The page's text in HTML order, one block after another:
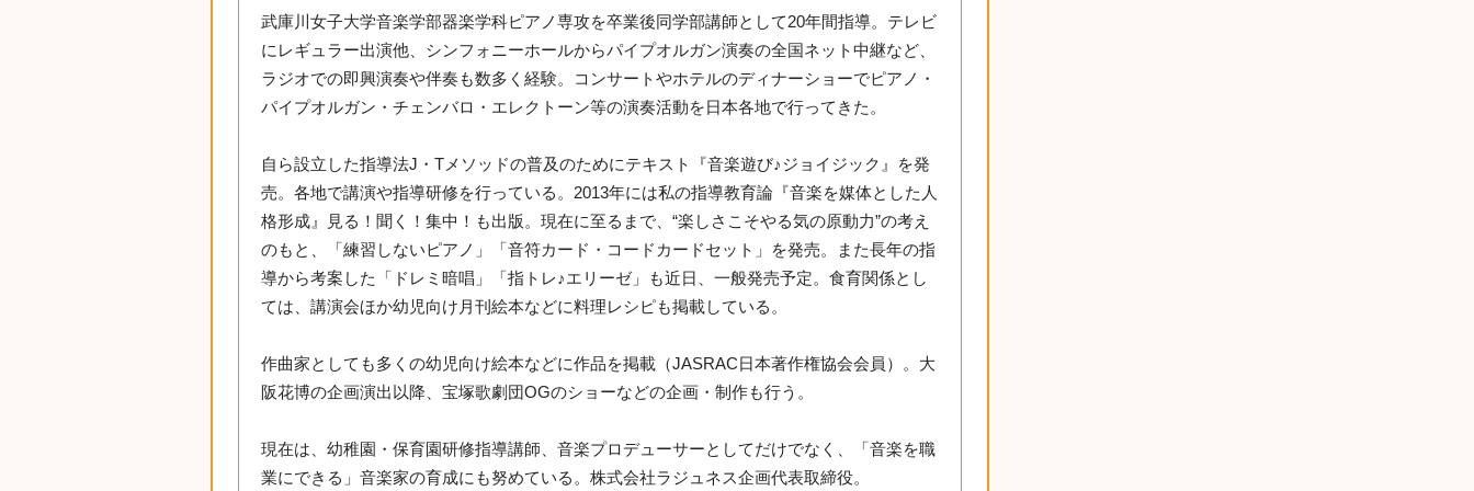
武庫川女子大学音楽学部器楽学科ピアノ専攻を卒業後同学部講師として20年間指導。テレビ
にレギュラー出演他、シンフォニーホールからパイプオルガン演奏の全国ネット中継など、
ラジオでの即興演奏や伴奏も数多く経験。コンサートやホテルのディナーショーでピアノ・
パイプオルガン・チェンバロ・エレクトーン等の演奏活動を日本各地で行ってきた。
自ら設立した指導法J・Tメソッドの普及のためにテキスト『音楽遊び♪ジョイジック』を発
売。各地で講演や指導研修を行っている。2013年には私の指導教育論『音楽を媒体とした人
格形成』見る！聞く！集中！も出版。現在に至るまで、“楽しさこそやる気の原動力”の考え
のもと、「練習しないピアノ」「音符カード・コードカードセット」を発売。また長年の指
導から考案した「ドレミ暗唱」「指トレ♪エリーゼ」も近日、一般発売予定。食育関係とし
ては、講演会ほか幼児向け月刊絵本などに料理レシピも掲載している。
作曲家としても多くの幼児向け絵本などに作品を掲載（JASRAC日本著作権協会会員）。大
阪花博の企画演出以降、宝塚歌劇団OGのショーなどの企画・制作も行う。
現在は、幼稚園・保育園研修指導講師、音楽プロデューサーとしてだけでなく、「音楽を職
業にできる」音楽家の育成にも努めている。株式会社ラジュネス企画代表取締役。